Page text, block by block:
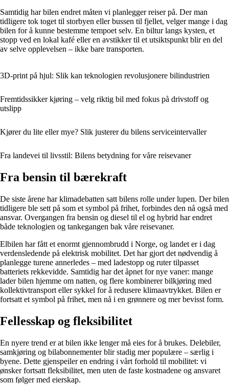
Samtidig har bilen endret måten vi planlegger reiser på. Der man
tidligere tok toget til storbyen eller bussen til fjellet, velger mange i dag
bilen for å kunne bestemme tempoet selv. En biltur langs kysten, et
stopp ved en lokal kafé eller en avstikker til et utsiktspunkt blir en del
av selve opplevelsen – ikke bare transporten.
3D-print på hjul: Slik kan teknologien revolusjonere bilindustrien
Fremtidssikker kjøring – velg riktig bil med fokus på drivstoff og
utslipp
Kjører du lite eller mye? Slik justerer du bilens serviceintervaller
Fra landevei til livsstil: Bilens betydning for våre reisevaner
Fra bensin til bærekraft
De siste årene har klimadebatten satt bilens rolle under lupen. Der bilen
tidligere ble sett på som et symbol på frihet, forbindes den nå også med
ansvar. Overgangen fra bensin og diesel til el og hybrid har endret
både teknologien og tankegangen bak våre reisevaner.
Elbilen har fått et enormt gjennombrudd i Norge, og landet er i dag
verdensledende på elektrisk mobilitet. Det har gjort det nødvendig å
planlegge turene annerledes – med ladestopp og ruter tilpasset
batteriets rekkevidde. Samtidig har det åpnet for nye vaner: mange
lader bilen hjemme om natten, og flere kombinerer bilkjøring med
kollektivtransport eller sykkel for å redusere klimaavtrykket. Bilen er
fortsatt et symbol på frihet, men nå i en grønnere og mer bevisst form.
Fellesskap og fleksibilitet
En nyere trend er at bilen ikke lenger må eies for å brukes. Delebiler,
samkjøring og bilabonnementer blir stadig mer populære – særlig i
byene. Dette gjenspeiler en endring i vårt forhold til mobilitet: vi
ønsker fortsatt fleksibilitet, men uten de faste kostnadene og ansvaret
som følger med eierskap.